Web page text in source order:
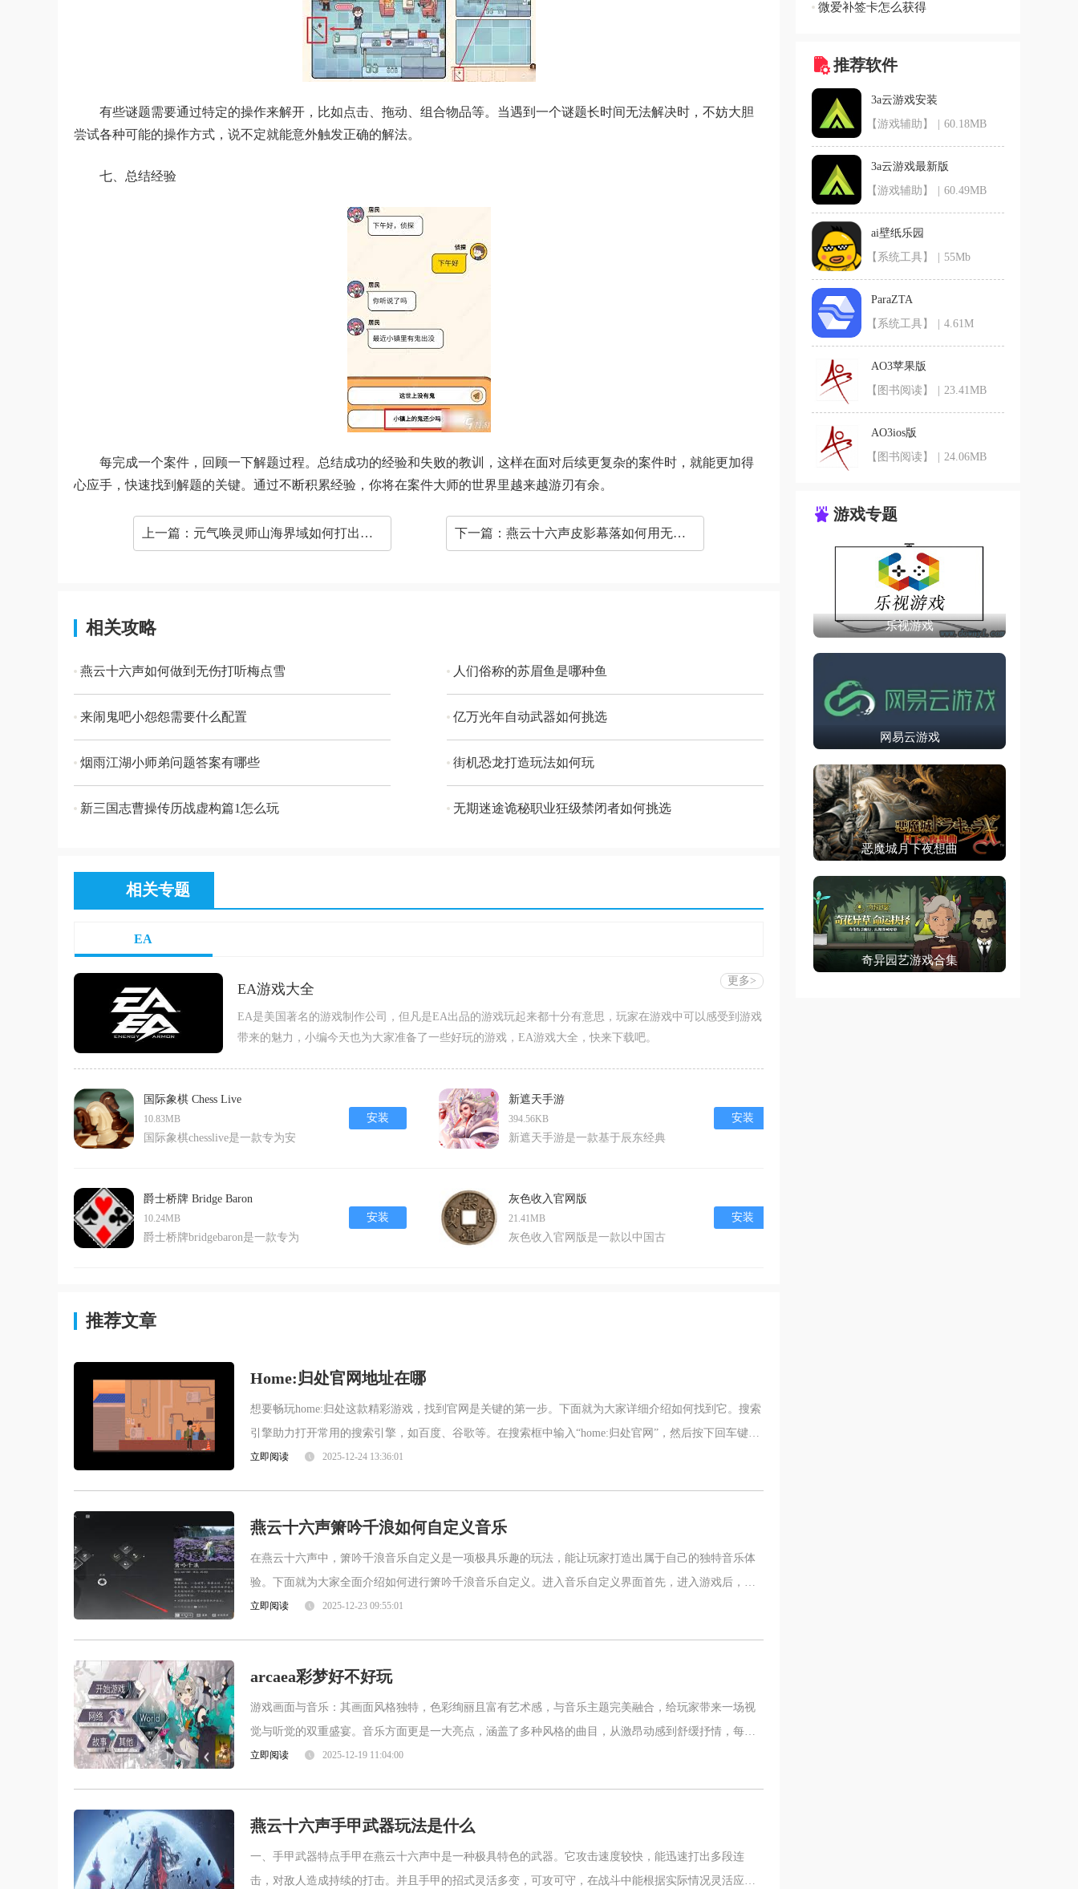
有些谜题需要通过特定的操作来解开，比如点击、拖动、组合物品等。当遇到一个谜题长时间无法解决时，不妨大胆
尝试各种可能的操作方式，说不定就能意外触发正确的解法。
七、总结经验
每完成一个案件，回顾一下解题过程。总结成功的经验和失败的教训，这样在面对后续更复杂的案件时，就能更加得
心应手，快速找到解题的关键。通过不断积累经验，你将在案件大师的世界里越来越游刃有余。
上一篇： 元气唤灵师山海界域如何打出高伤害 下一篇： 燕云十六声皮影幕落如何用无名剑法打
相关攻略
燕云十六声如何做到无伤打听梅点雪 人们俗称的苏眉鱼是哪种鱼
来闹鬼吧小怨怨需要什么配置 亿万光年自动武器如何挑选
烟雨江湖小师弟问题答案有哪些 街机恐龙打造玩法如何玩
新三国志曹操传历战虚构篇1怎么玩 无期迷途诡秘职业狂级禁闭者如何挑选
相关专题
EA
更多>
EA游戏大全
EA是美国著名的游戏制作公司，但凡是EA出品的游戏玩起来都十分有意思，玩家在游戏中可以感受到游戏
带来的魅力，小编今天也为大家准备了一些好玩的游戏，EA游戏大全，快来下载吧。
国际象棋 Chess Live
10.83MB
国际象棋chesslive是一款专为安
游戏界面和出色的ai引擎吸引了
大量玩家。无论是单人模式还是
对战模式，chesslive都能提供丰
安装
新遮天手游
394.56KB
新遮天手游是一款基于辰东经典
面和高度还原的剧情，带领玩家
走进一个庞大的洪荒仙侠世界，
解开“九龙拉棺”之谜，体验跌宕
安装
爵士桥牌 Bridge Baron
10.24MB
爵士桥牌bridgebaron是一款专为
带来了全新的游戏体验。该游戏
提供杯赛、自由赛等多种游戏模
式，是一款桥牌爱好
安装
灰色收入官网版
21.41MB
灰色收入官网版是一款以中国古
介绍1.玩
安装
推荐文章
Home:归处官网地址在哪
想要畅玩home:归处这款精彩游戏，找到官网是关键的第一步。下面就为大家详细介绍如何找到它。搜索
引擎助力打开常用的搜索引擎，如百度、谷歌等。在搜索框中输入“home:归处官网”，然后按下回车键。
搜索引擎会迅速为你呈现一系列相关结果。仔细浏览这些结果，通常排在前
立即阅读 2025-12-24 13:36:01
燕云十六声箫吟千浪如何自定义音乐
在燕云十六声中，箫吟千浪音乐自定义是一项极具乐趣的玩法，能让玩家打造出属于自己的独特音乐体
验。下面就为大家全面介绍如何进行箫吟千浪音乐自定义。进入音乐自定义界面首先，进入游戏后，找
到相关的音乐设置选项，通常在游戏的主菜单或特定场景中能找到进入箫吟千浪音乐自定义
立即阅读 2025-12-23 09:55:01
arcaea彩梦好不好玩
游戏画面与音乐：其画面风格独特，色彩绚丽且富有艺术感，与音乐主题完美融合，给玩家带来一场视
觉与听觉的双重盛宴。音乐方面更是一大亮点，涵盖了多种风格的曲目，从激昂动感到舒缓抒情，每一
首都制作精良，旋律抓耳，能让玩家沉浸其中。玩法特点：游戏玩法丰富多样。有经典的下
立即阅读 2025-12-19 11:04:00
燕云十六声手甲武器玩法是什么
一、手甲武器特点手甲在燕云十六声中是一种极具特色的武器。它攻击速度较快，能迅速打出多段连
击，对敌人造成持续的打击。并且手甲的招式灵活多变，可攻可守，在战斗中能根据实际情况灵活应
微爱补签卡怎么获得
推荐软件
3a云游戏安装
【游戏辅助】
60.18MB
3a云游戏最新版
【游戏辅助】
60.49MB
ai壁纸乐园
【系统工具】
55Mb
ParaZTA
【系统工具】
4.61M
AO3苹果版
【图书阅读】
23.41MB
AO3ios版
【图书阅读】
24.06MB
游戏专题
乐视游戏
网易云游戏
恶魔城月下夜想曲
奇异园艺游戏合集